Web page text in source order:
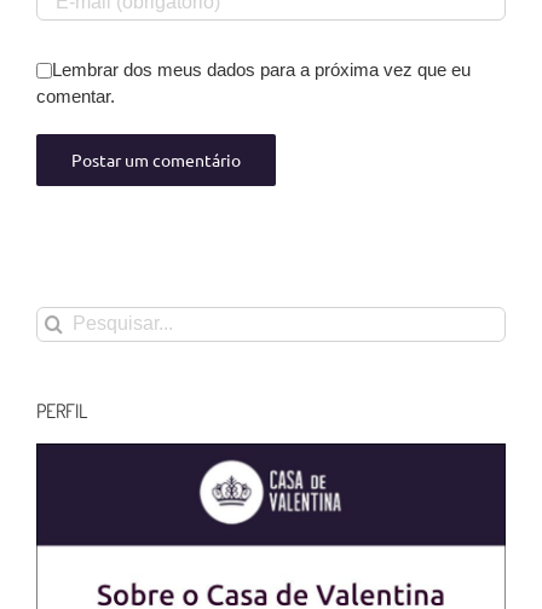
Lembrar dos meus dados para a próxima vez que eu
comentar.
Buscar
resultados
PERFIL